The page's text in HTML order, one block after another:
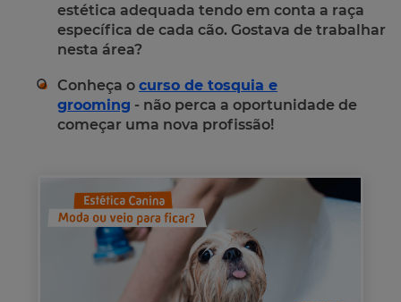
estética adequada tendo em conta a raça
específica de cada cão. Gostava de trabalhar
nesta área?
Conheça o curso de tosquia e
grooming - não perca a oportunidade de
começar uma nova profissão!